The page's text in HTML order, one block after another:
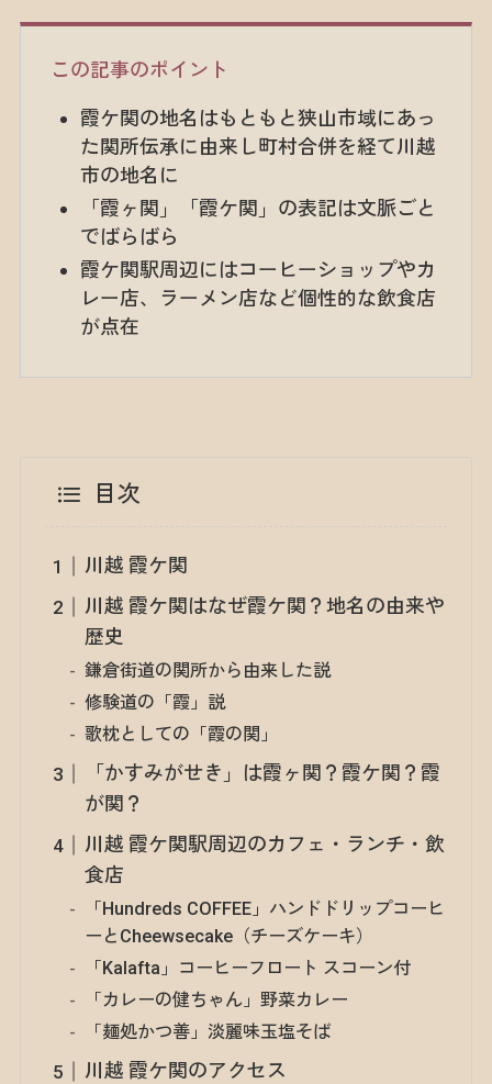
この記事のポイント
霞ケ関の地名はもともと狭山市域にあっ
た関所伝承に由来し町村合併を経て川越
市の地名に
「霞ヶ関」「霞ケ関」の表記は文脈ごと
でばらばら
霞ケ関駅周辺にはコーヒーショップやカ
レー店、ラーメン店など個性的な飲食店
が点在
目次
川越 霞ケ関
川越 霞ケ関はなぜ霞ケ関？地名の由来や
歴史
鎌倉街道の関所から由来した説
修験道の「霞」説
歌枕としての「霞の関」
「かすみがせき」は霞ヶ関？霞ケ関？霞
が関？
川越 霞ケ関駅周辺のカフェ・ランチ・飲
食店
「Hundreds COFFEE」ハンドドリップコーヒ
ーとCheewsecake（チーズケーキ）
「Kalafta」コーヒーフロート スコーン付
「カレーの健ちゃん」野菜カレー
「麺処かつ善」淡麗味玉塩そば
川越 霞ケ関のアクセス